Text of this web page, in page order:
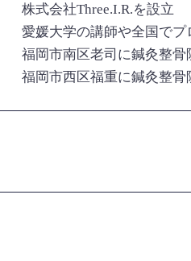
株式会社Three.I.R.を設立
愛媛大学の講師や全国でプ
福岡市南区老司に鍼灸整
福岡市西区福重に鍼灸整